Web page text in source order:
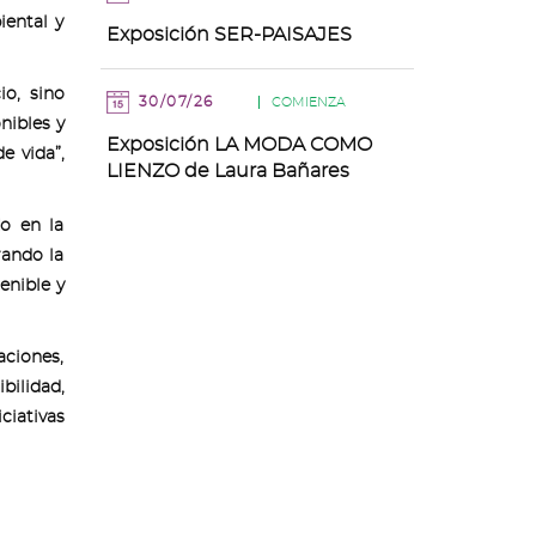
y
sino
y
vida”,
en la
la
y
Exposición SER-PAISAJES
30/07/26 COMIENZA
Exposición LA MODA COMO
LIENZO de Laura Bañares